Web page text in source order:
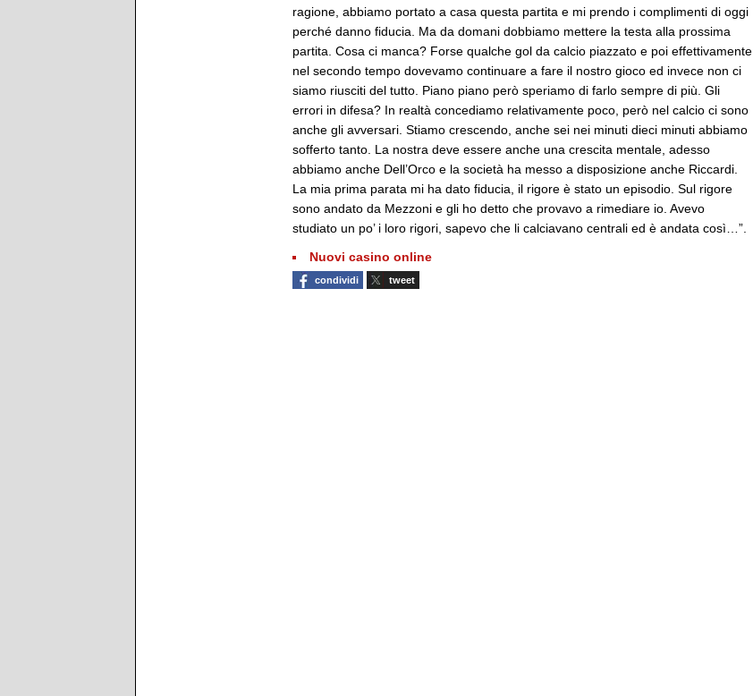
ragione, abbiamo portato a casa questa partita e mi prendo i complimenti di oggi
perché danno fiducia. Ma da domani dobbiamo mettere la testa alla prossima
partita. Cosa ci manca? Forse qualche gol da calcio piazzato e poi effettivamente
nel secondo tempo dovevamo continuare a fare il nostro gioco ed invece non ci
siamo riusciti del tutto. Piano piano però speriamo di farlo sempre di più. Gli
errori in difesa? In realtà concediamo relativamente poco, però nel calcio ci sono
anche gli avversari. Stiamo crescendo, anche sei nei minuti dieci minuti abbiamo
sofferto tanto. La nostra deve essere anche una crescita mentale, adesso
abbiamo anche Dell’Orco e la società ha messo a disposizione anche Riccardi.
La mia prima parata mi ha dato fiducia, il rigore è stato un episodio. Sul rigore
sono andato da Mezzoni e gli ho detto che provavo a rimediare io. Avevo
studiato un po’ i loro rigori, sapevo che li calciavano centrali ed è andata così…”.
Nuovi casino online
condividi tweet